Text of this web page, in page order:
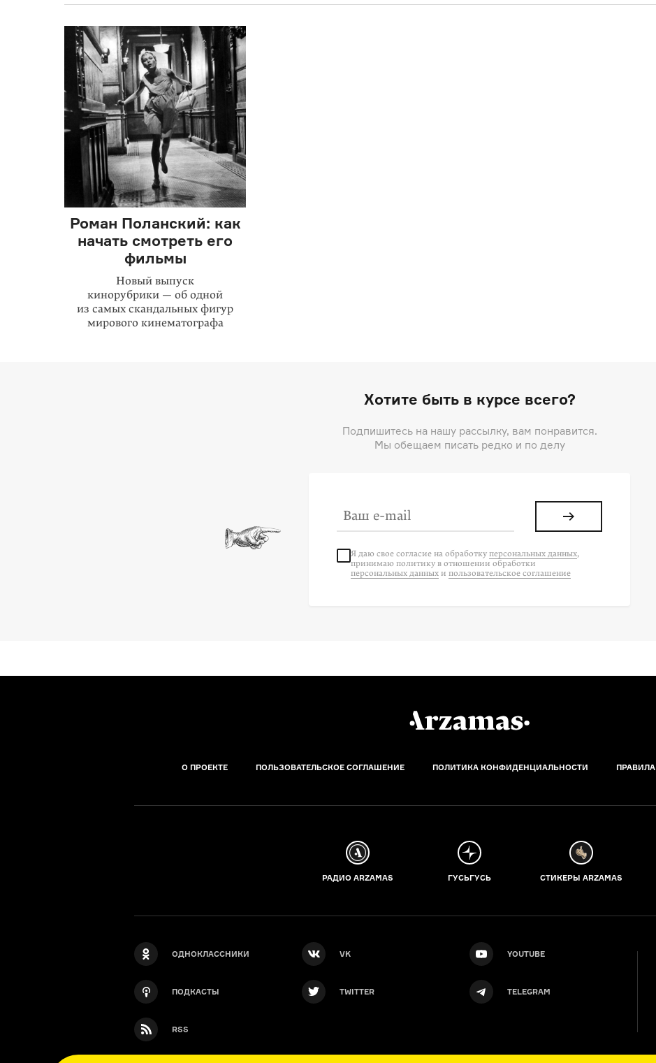
Роман Поланский: как
начать смотреть его
фильмы
Новый выпуск
кинорубрики — об одной
из самых скандальных фигур
мирового кинематографа
Хотите быть в курсе всего?
Подпишитесь на нашу рассылку, вам понравится.
Мы обещаем писать редко и по делу
Я даю свое согласие на обработку персональных данных,
принимаю политику в отношении обработки
персональных данных и пользовательское соглашение
О ПРОЕКТЕ ПОЛЬЗОВАТЕЛЬСКОЕ СОГЛАШЕНИЕ ПОЛИТИКА КОНФИДЕНЦИАЛЬНОСТИ ПРАВИЛА
РАДИО ARZAMAS ГУСЬГУСЬ СТИКЕРЫ ARZAMAS
ОДНОКЛАССНИКИ VK YOUTUBE
ПОДКАСТЫ TWITTER TELEGRAM
RSS